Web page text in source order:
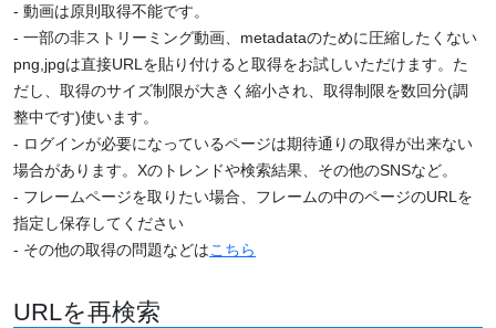
- 動画は原則取得不能です。
- 一部の非ストリーミング動画、metadataのために圧縮したくない
png,jpgは直接URLを貼り付けると取得をお試しいただけます。た
だし、取得のサイズ制限が大きく縮小され、取得制限を数回分(調
整中です)使います。
- ログインが必要になっているページは期待通りの取得が出来ない
場合があります。Xのトレンドや検索結果、その他のSNSなど。
- フレームページを取りたい場合、フレームの中のページのURLを
指定し保存してください
- その他の取得の問題などはこちら
URLを再検索